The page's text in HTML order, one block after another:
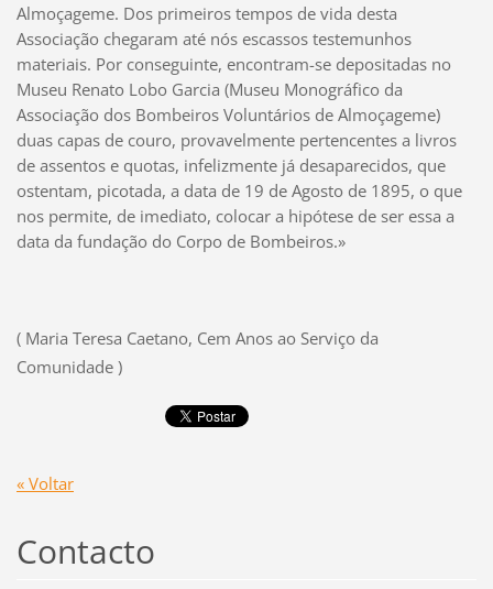
Almoçageme. Dos primeiros tempos de vida desta
Associação chegaram até nós escassos testemunhos
materiais. Por conseguinte, encontram-se depositadas no
Museu Renato Lobo Garcia (Museu Monográfico da
Associação dos Bombeiros Voluntários de Almoçageme)
duas capas de couro, provavelmente pertencentes a livros
de assentos e quotas, infelizmente já desaparecidos, que
ostentam, picotada, a data de 19 de Agosto de 1895, o que
nos permite, de imediato, colocar a hipótese de ser essa a
data da fundação do Corpo de Bombeiros.»
( Maria Teresa Caetano, Cem Anos ao Serviço da
Comunidade )
« Voltar
Contacto